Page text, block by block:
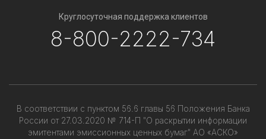
Круглосуточная поддержка клиентов
8-800-2222-734
В соответствии с пунктом 56.6 главы 56 Положения Банка
России от 27.03.2020 № 714-П "О раскрытии информации
эмитентами эмиссионных ценных бумаг" АО «АСКО»